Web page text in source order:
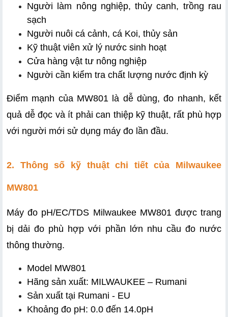
Người làm nông nghiệp, thủy canh, trồng rau
sạch
Người nuôi cá cảnh, cá Koi, thủy sản
Kỹ thuật viên xử lý nước sinh hoạt
Cửa hàng vật tư nông nghiệp
Người cần kiểm tra chất lượng nước định kỳ
Điểm mạnh của MW801 là dễ dùng, đo nhanh, kết
quả dễ đọc và ít phải can thiệp kỹ thuật, rất phù hợp
với người mới sử dụng máy đo lần đầu.
2. Thông số kỹ thuật chi tiết của Milwaukee
MW801
Máy đo pH/EC/TDS Milwaukee MW801 được trang
bị dải đo phù hợp với phần lớn nhu cầu đo nước
thông thường.
Model MW801
Hãng sản xuất: MILWAUKEE – Rumani
Sản xuất tại Rumani - EU
Khoảng đo pH: 0.0 đến 14.0pH